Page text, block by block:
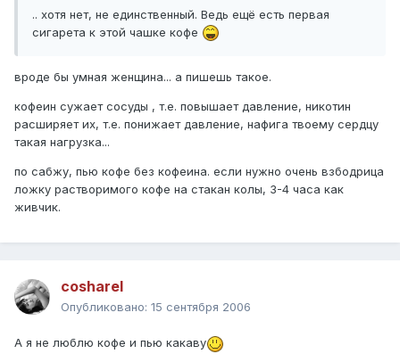
.. хотя нет, не единственный. Ведь ещё есть первая
сигарета к этой чашке кофе
вроде бы умная женщина... а пишешь такое.
кофеин сужает сосуды , т.е. повышает давление, никотин
расширяет их, т.е. понижает давление, нафига твоему сердцу
такая нагрузка...
по сабжу, пью кофе без кофеина. если нужно очень взбодрица
ложку растворимого кофе на стакан колы, 3-4 часа как
живчик.
cosharel
Опубликовано: 15 сентября 2006
А я не люблю кофе и пью какаву